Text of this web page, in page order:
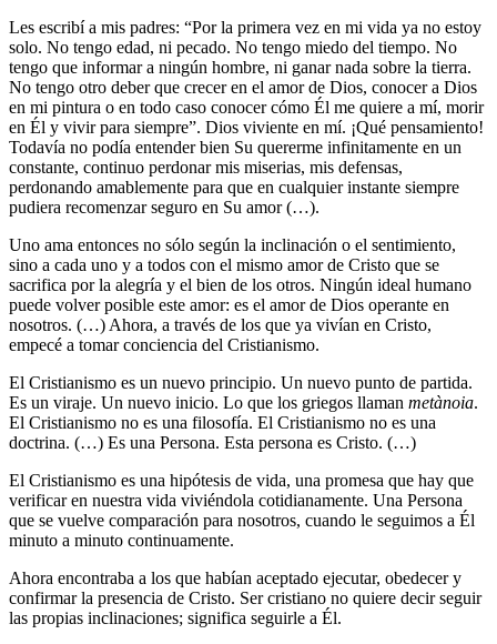
Les escribí a mis padres: “Por la primera vez en mi vida ya no estoy
solo. No tengo edad, ni pecado. No tengo miedo del tiempo. No
tengo que informar a ningún hombre, ni ganar nada sobre la tierra.
No tengo otro deber que crecer en el amor de Dios, conocer a Dios
en mi pintura o en todo caso conocer cómo Él me quiere a mí, morir
en Él y vivir para siempre”. Dios viviente en mí. ¡Qué pensamiento!
Todavía no podía entender bien Su quererme infinitamente en un
constante, continuo perdonar mis miserias, mis defensas,
perdonando amablemente para que en cualquier instante siempre
pudiera recomenzar seguro en Su amor (…).
Uno ama entonces no sólo según la inclinación o el sentimiento,
sino a cada uno y a todos con el mismo amor de Cristo que se
sacrifica por la alegría y el bien de los otros. Ningún ideal humano
puede volver posible este amor: es el amor de Dios operante en
nosotros. (…) Ahora, a través de los que ya vivían en Cristo,
empecé a tomar conciencia del Cristianismo.
El Cristianismo es un nuevo principio. Un nuevo punto de partida.
Es un viraje. Un nuevo inicio. Lo que los griegos llaman metànoia.
El Cristianismo no es una filosofía. El Cristianismo no es una
doctrina. (…) Es una Persona. Esta persona es Cristo. (…)
El Cristianismo es una hipótesis de vida, una promesa que hay que
verificar en nuestra vida viviéndola cotidianamente. Una Persona
que se vuelve comparación para nosotros, cuando le seguimos a Él
minuto a minuto continuamente.
Ahora encontraba a los que habían aceptado ejecutar, obedecer y
confirmar la presencia de Cristo. Ser cristiano no quiere decir seguir
las propias inclinaciones; significa seguirle a Él.